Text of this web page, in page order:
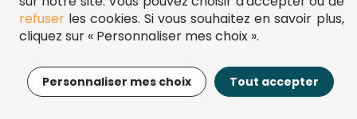
33,99€ Ajouter au panier
refuserles cookies. Si vous souhaitez en savoir plus,
cliquez sur « Personnaliser mes choix ».
Personnaliser mes choix Tout accepter